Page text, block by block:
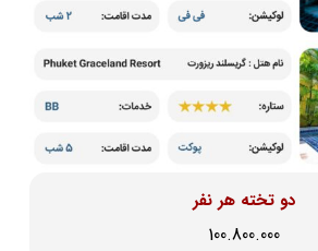
دو تخته هر نفر
100.800.000